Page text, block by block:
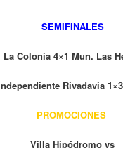
SEMIFINALES
La Colonia 4×1 Mun. Las
Rivadavia
PROMOCIONES
Villa Hipódromo vs